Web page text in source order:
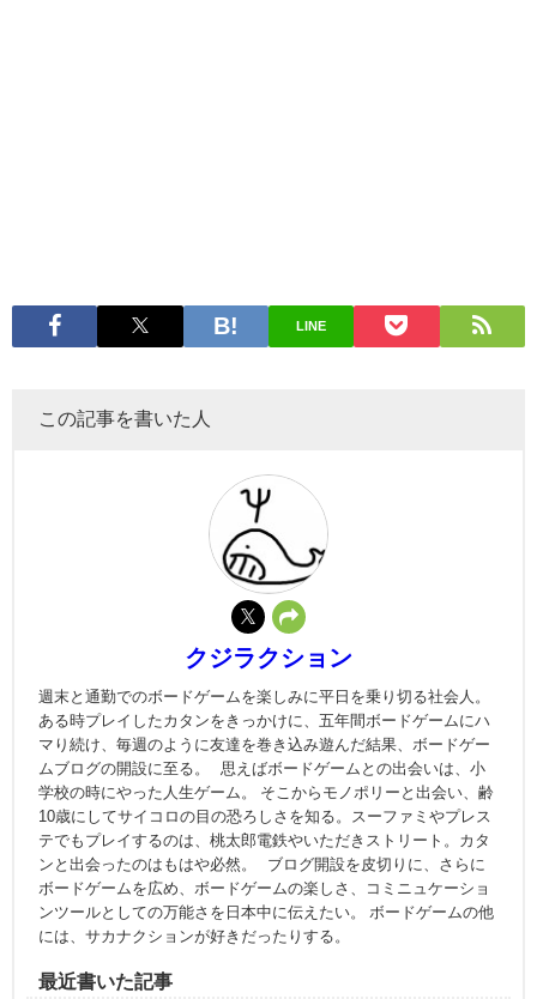
LINE
この記事を書いた人
クジラクション
週末と通勤でのボードゲームを楽しみに平日を乗り切る社会人。
ある時プレイしたカタンをきっかけに、五年間ボードゲームにハ
マり続け、毎週のように友達を巻き込み遊んだ結果、ボードゲー
ムブログの開設に至る。 思えばボードゲームとの出会いは、小
学校の時にやった人生ゲーム。 そこからモノポリーと出会い、齢
10歳にしてサイコロの目の恐ろしさを知る。スーファミやプレス
テでもプレイするのは、桃太郎電鉄やいただきストリート。カタ
ンと出会ったのはもはや必然。 ブログ開設を皮切りに、さらに
ボードゲームを広め、ボードゲームの楽しさ、コミニュケーショ
ンツールとしての万能さを日本中に伝えたい。 ボードゲームの他
には、サカナクションが好きだったりする。
最近書いた記事